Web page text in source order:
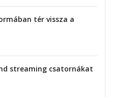
tér vissza a
streaming csatornákat